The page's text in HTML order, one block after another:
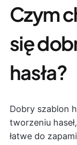
Czym
się
hasła?
Dobry szablon
tworzeniu
łatwe do